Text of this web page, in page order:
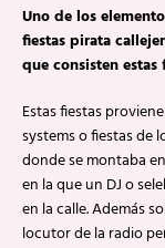
Uno de los
fiestas pirata
que consisten estas
Estas fiestas
systems o fiestas de
donde se montaba
en la que un DJ o
en la calle. Además
locutor de la radio